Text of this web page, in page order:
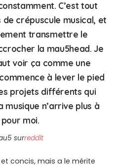
C’est tout
crépuscule musical, et
transmettre le
la mau5head. Je
voir ça comme une
à lever le pied
projets différents qui
musique n’arrive plus à
moi.
surreddit
concis, mais a le mérite